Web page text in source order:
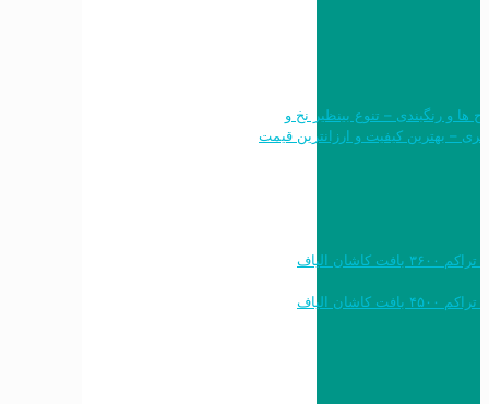
طرح ها و رنگبندی – تنوع بینظیر نخ و
خرید به قیمت فرش ماشینی ۱۲۰۰ شانه تراکم ۳۶۰۰ بافت کاشان الیاف
خرید به قیمت فرش ماشینی ۱۵۰۰ شانه تراکم ۴۵۰۰ بافت کاشان الیاف